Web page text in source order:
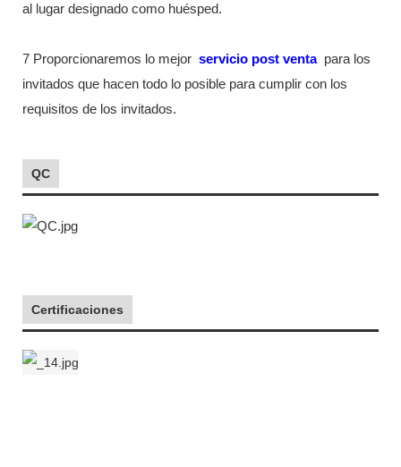
al lugar designado como huésped.
7 Proporcionaremos lo mejor servicio post venta para los
invitados que hacen todo lo posible para cumplir con los
requisitos de los invitados.
QC
Certificaciones